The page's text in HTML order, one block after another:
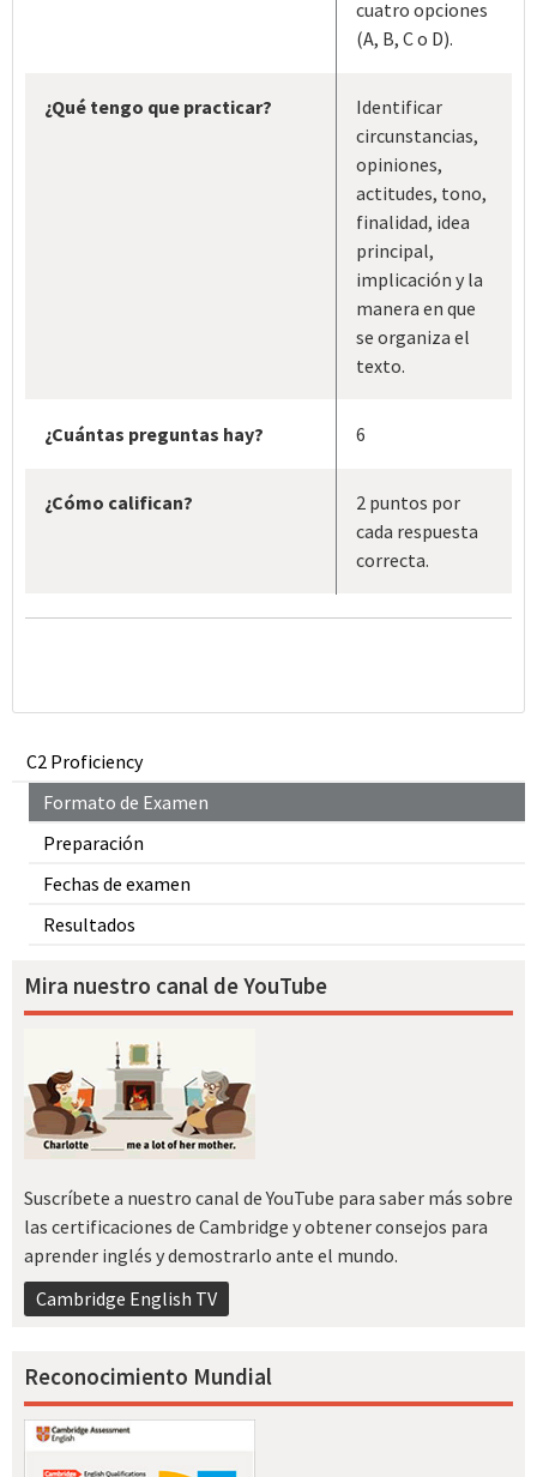
C2 Proficiency
Formato de Examen
Preparación
Fechas de examen
Resultados
Mira nuestro canal de YouTube
Suscríbete a nuestro canal de YouTube para saber más sobre
las certificaciones de Cambridge y obtener consejos para
aprender inglés y demostrarlo ante el mundo.
Cambridge English TV
Reconocimiento Mundial
cuatro opciones
(A, B, C o D).
¿Qué tengo que practicar?
Identificar
circunstancias,
opiniones,
actitudes, tono,
finalidad, idea
principal,
implicación y la
manera en que
se organiza el
texto.
¿Cuántas preguntas hay? 6
¿Cómo califican?
2 puntos por
cada respuesta
correcta.